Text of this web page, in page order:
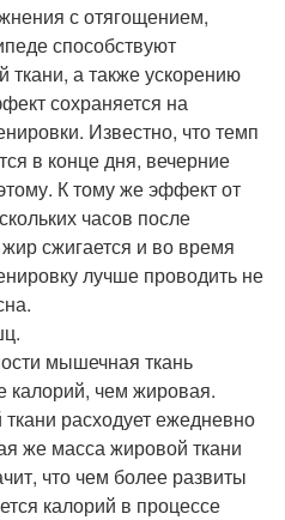
с отягощением,
способствуют
а также ускорению
сохраняется на
Известно, что темп
в конце дня, вечерние
К тому же эффект от
часов после
сжигается и во время
лучше проводить не
мышечная ткань
калорий, чем жировая.
расходует ежедневно
же масса жировой ткани
что чем более развиты
калорий в процессе